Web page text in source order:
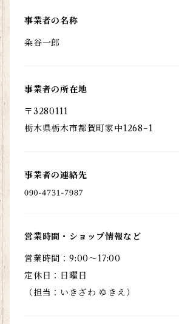
事業者の名称
粂谷一郎
事業者の所在地
〒3280111
栃木県栃木市都賀町家中1268−1
事業者の連絡先
営業時間・ショップ情報など
営業時間：9:00〜17:00
定休日：日曜日
（担当：いきざわ ゆきえ）